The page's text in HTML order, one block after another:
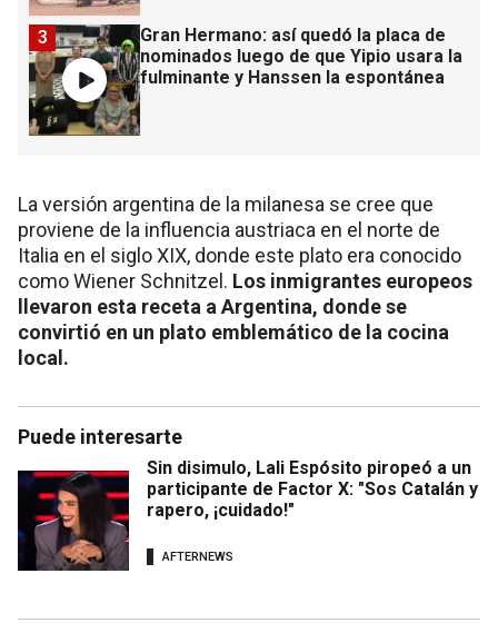
Gran Hermano: así quedó la placa de
nominados luego de que Yipio usara la
fulminante y Hanssen la espontánea
3
La versión argentina de la milanesa se cree que
proviene de la influencia austriaca en el norte de
Italia en el siglo XIX, donde este plato era conocido
como Wiener Schnitzel. Los inmigrantes europeos
llevaron esta receta a Argentina, donde se
convirtió en un plato emblemático de la cocina
local.
Puede interesarte
Sin disimulo, Lali Espósito piropeó a un
participante de Factor X: "Sos Catalán y
rapero, ¡cuidado!"
AFTERNEWS